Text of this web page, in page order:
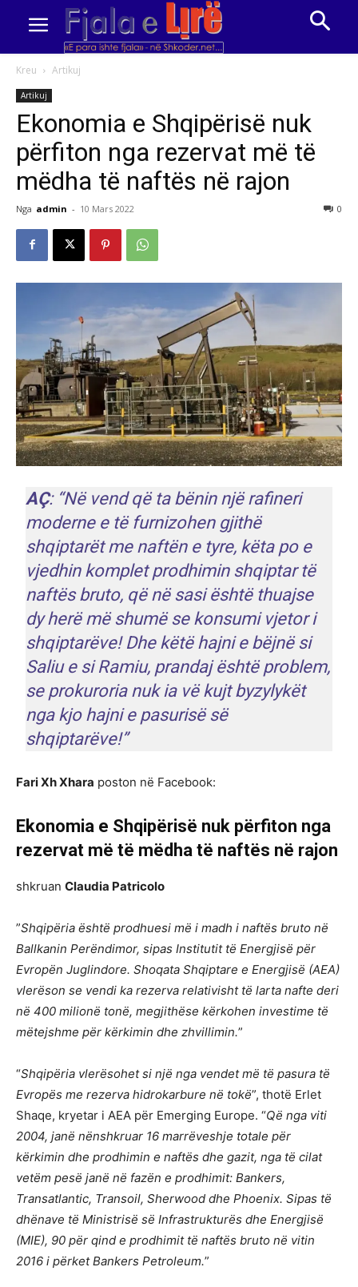
Kreu Artikuj
Artikuj
Ekonomia e Shqipërisë nuk
përfiton nga rezervat më të
mëdha të naftës në rajon
Nga admin - 10 Mars 2022 0
AÇ: “Në vend që ta bënin një rafineri
moderne e të furnizohen gjithë
shqiptarët me naftën e tyre, këta po e
vjedhin komplet prodhimin shqiptar të
naftës bruto, që në sasi është thuajse
dy herë më shumë se konsumi vjetor i
shqiptarëve! Dhe këtë hajni e bëjnë si
Saliu e si Ramiu, prandaj është problem,
se prokuroria nuk ia vë kujt byzylykët
nga kjo hajni e pasurisë së
shqiptarëve!”
Fari Xh Xhara poston në Facebook:
Ekonomia e Shqipërisë nuk përfiton nga
rezervat më të mëdha të naftës në rajon
shkruan Claudia Patricolo
”Shqipëria është prodhuesi më i madh i naftës bruto në
Ballkanin Perëndimor, sipas Institutit të Energjisë për
Evropën Juglindore. Shoqata Shqiptare e Energjisë (AEA)
vlerëson se vendi ka rezerva relativisht të larta nafte deri
në 400 milionë tonë, megjithëse kërkohen investime të
mëtejshme për kërkimin dhe zhvillimin.”
“Shqipëria vlerësohet si një nga vendet më të pasura të
Evropës me rezerva hidrokarbure në tokë”, thotë Erlet
Shaqe, kryetar i AEA për Emerging Europe. “Që nga viti
2004, janë nënshkruar 16 marrëveshje totale për
kërkimin dhe prodhimin e naftës dhe gazit, nga të cilat
vetëm pesë janë në fazën e prodhimit: Bankers,
Transatlantic, Transoil, Sherwood dhe Phoenix. Sipas të
dhënave të Ministrisë së Infrastrukturës dhe Energjisë
(MIE), 90 për qind e prodhimit të naftës bruto në vitin
2016 i përket Bankers Petroleum.”